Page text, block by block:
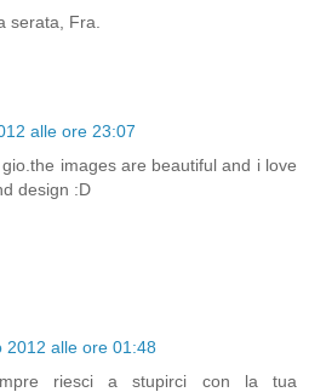
serata, Fra.
alle ore 23:07
images are beautiful and i love
design :D
2012 alle ore 01:48
riesci a stupirci con la tua